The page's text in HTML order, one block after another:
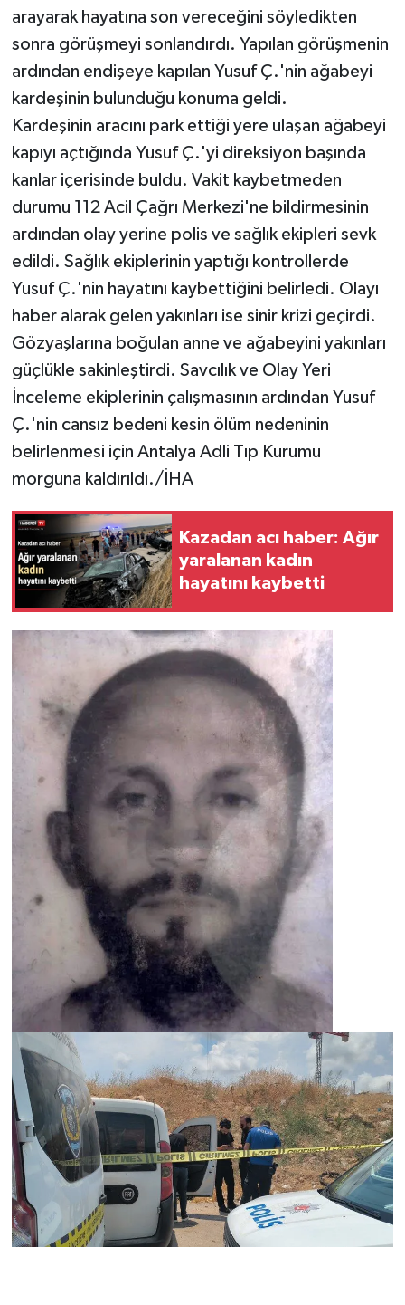
arayarak hayatına son vereceğini söyledikten
sonra görüşmeyi sonlandırdı. Yapılan görüşmenin
ardından endişeye kapılan Yusuf Ç.'nin ağabeyi
kardeşinin bulunduğu konuma geldi.
Kardeşinin aracını park ettiği yere ulaşan ağabeyi
kapıyı açtığında Yusuf Ç.'yi direksiyon başında
kanlar içerisinde buldu. Vakit kaybetmeden
durumu 112 Acil Çağrı Merkezi'ne bildirmesinin
ardından olay yerine polis ve sağlık ekipleri sevk
edildi. Sağlık ekiplerinin yaptığı kontrollerde
Yusuf Ç.'nin hayatını kaybettiğini belirledi. Olayı
haber alarak gelen yakınları ise sinir krizi geçirdi.
Gözyaşlarına boğulan anne ve ağabeyini yakınları
güçlükle sakinleştirdi. Savcılık ve Olay Yeri
İnceleme ekiplerinin çalışmasının ardından Yusuf
Ç.'nin cansız bedeni kesin ölüm nedeninin
belirlenmesi için Antalya Adli Tıp Kurumu
morguna kaldırıldı./İHA
Kazadan acı haber: Ağır
yaralanan kadın
hayatını kaybetti